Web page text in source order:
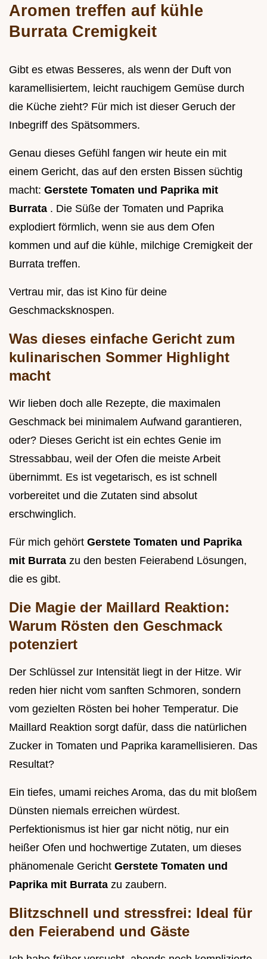
Aromen treffen auf kühle
Burrata Cremigkeit
Gibt es etwas Besseres, als wenn der Duft von
karamellisiertem, leicht rauchigem Gemüse durch
die Küche zieht? Für mich ist dieser Geruch der
Inbegriff des Spätsommers.
Genau dieses Gefühl fangen wir heute ein mit
einem Gericht, das auf den ersten Bissen süchtig
macht: Gerstete Tomaten und Paprika mit
Burrata . Die Süße der Tomaten und Paprika
explodiert förmlich, wenn sie aus dem Ofen
kommen und auf die kühle, milchige Cremigkeit der
Burrata treffen.
Vertrau mir, das ist Kino für deine
Geschmacksknospen.
Was dieses einfache Gericht zum
kulinarischen Sommer Highlight
macht
Wir lieben doch alle Rezepte, die maximalen
Geschmack bei minimalem Aufwand garantieren,
oder? Dieses Gericht ist ein echtes Genie im
Stressabbau, weil der Ofen die meiste Arbeit
übernimmt. Es ist vegetarisch, es ist schnell
vorbereitet und die Zutaten sind absolut
erschwinglich.
Für mich gehört Gerstete Tomaten und Paprika
mit Burrata zu den besten Feierabend Lösungen,
die es gibt.
Die Magie der Maillard Reaktion:
Warum Rösten den Geschmack
potenziert
Der Schlüssel zur Intensität liegt in der Hitze. Wir
reden hier nicht vom sanften Schmoren, sondern
vom gezielten Rösten bei hoher Temperatur. Die
Maillard Reaktion sorgt dafür, dass die natürlichen
Zucker in Tomaten und Paprika karamellisieren. Das
Resultat?
Ein tiefes, umami reiches Aroma, das du mit bloßem
Dünsten niemals erreichen würdest.
Perfektionismus ist hier gar nicht nötig, nur ein
heißer Ofen und hochwertige Zutaten, um dieses
phänomenale Gericht Gerstete Tomaten und
Paprika mit Burrata zu zaubern.
Blitzschnell und stressfrei: Ideal für
den Feierabend und Gäste